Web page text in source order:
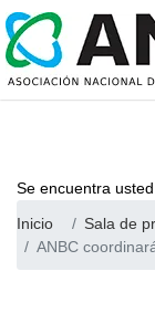
Se encuentra
Inicio
Sala de
ANBC